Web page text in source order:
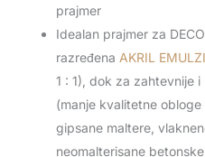
prajmer
Idealan prajmer za
razređena AKRIL
1 : 1), dok za zahtevnije
(manje kvalitetne
gipsane maltere,
neomalterisane